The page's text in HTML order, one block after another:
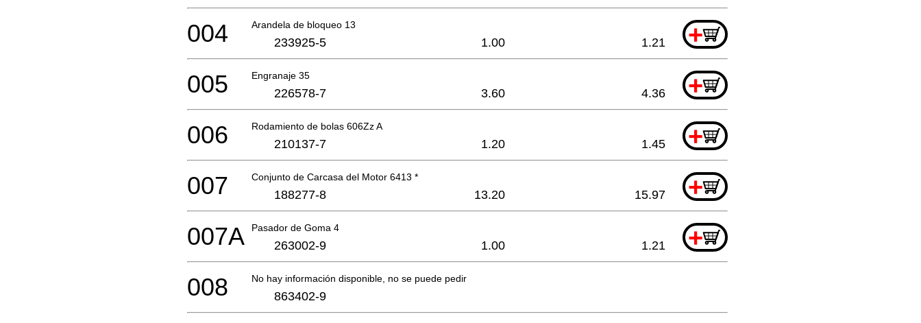
Arandela de bloqueo 13 +
004 233925-5 1.00 1.21
Engranaje 35 +
005 226578-7 3.60 4.36
Rodamiento de bolas 606Zz A +
006 210137-7 1.20 1.45
Conjunto de Carcasa del Motor 6413 * +
007 188277-8 13.20 15.97
Pasador de Goma 4 +
007A 263002-9 1.00 1.21
No hay información disponible, no se puede pedir
008 863402-9